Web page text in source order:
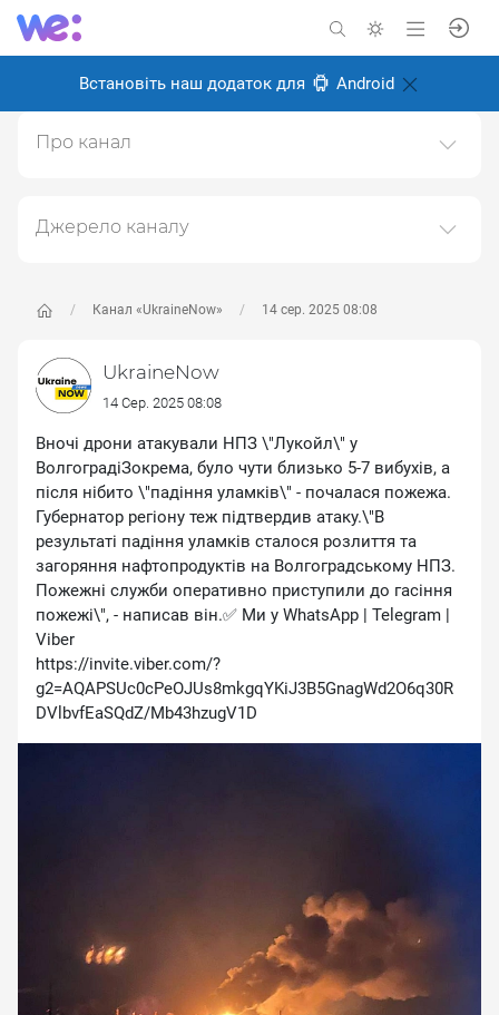
Встановіть наш додаток для Android
Канал «UkraineNow» 14 сер. 2025 08:08
UkraineNow
14 Сер. 2025 08:08
Вночі дрони атакували НПЗ \"Лукойл\" у
ВолгоградіЗокрема, було чути близько 5-7 вибухів, а
після нібито \"падіння уламків\" - почалася пожежа.
Губернатор регіону теж підтвердив атаку.\"В
результаті падіння уламків сталося розлиття та
загоряння нафтопродуктів на Волгоградському НПЗ.
Пожежні служби оперативно приступили до гасіння
пожежі\", - написав він.✅ Ми у WhatsApp | Telegram |
Viber
https://invite.viber.com/?
g2=AQAPSUc0cPeOJUs8mkgqYKiJ3B5GnagWd2O6q30R
DVlbvfEaSQdZ/Mb43hzugV1D
Про канал
Створено: 24 серпня 2024
Джерело каналу
метою його популяризації та збільшення аудиторії
Переходьте за посиланнями в дописах для
отримання повної інформації про Автора, чи